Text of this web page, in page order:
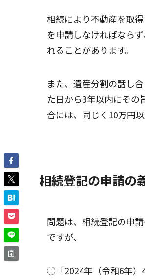
相続により不動産を取
を申請しなければなら
れることがあります。
また、遺産分割の話し
た日から3年以内にその
合には、同じく10万円
相続登記の申請の
問題は、相続登記の申
ですが、
◯「2024年（令和6年）